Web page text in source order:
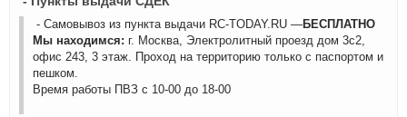
- Самовывоз из пункта выдачи RC-TODAY.RU —БЕСПЛАТНО
Мы находимся: г. Москва, Электролитный проезд дом 3с2,
офис 243, 3 этаж. Проход на территорию только с паспортом и
пешком.
Время работы ПВЗ с 10-00 до 18-00